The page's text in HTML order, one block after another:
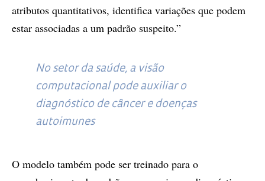
atributos quantitativos, identifica variações que podem
estar associadas a um padrão suspeito.”
No setor da saúde, a visão
computacional pode auxiliar o
diagnóstico de câncer e doenças
autoimunes
O modelo também pode ser treinado para o